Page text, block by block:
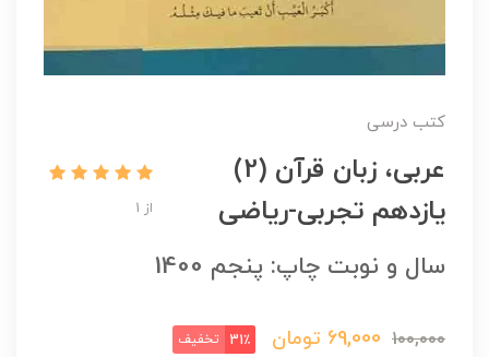
کتب درسی
عربی، زبان قرآن (2)
یازدهم تجربی-ریاضی
از 1
سال و نوبت چاپ: پنجم 1400
100,000
69,000 تومان 31٪ تخفیف